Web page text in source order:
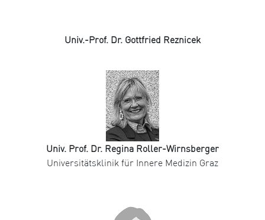
Univ.-Prof. Dr. Gottfried Reznicek
Univ. Prof. Dr. Regina Roller-Wirnsberger
Universitätsklinik für Innere Medizin Graz